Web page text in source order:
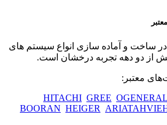
ساخت و آماده سازی انواع سیستم های
بیش از دو دهه تجربه درخشان است.
معتبر:
HITACHI GREE OGENERAL
BOORAN HEIGER